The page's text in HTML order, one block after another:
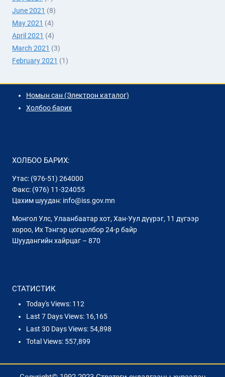
June 2021 (8)
May 2021 (4)
April 2021 (4)
March 2021 (3)
February 2021 (1)
Номын сан (Электрон каталог)
Холбоо барих
ХОЛБОО БАРИХ:
Утас: (976-51) 264000
Факс: (976) 11-324055
Цахим шуудан: info@iss.gov.mn
Монгол Улс, Улаанбаатар хот, Хан-Уул дүүрэг, 11 дүгээр
хороо, Их Тэнгэр цогцолбор 24-р байр
Шуудангийн хайрцаг – 870
СТАТИСТИК
Today's Views: 112
Last 7 Days Views: 16,165
Last 30 Days Views: 54,898
Total Views: 557,899